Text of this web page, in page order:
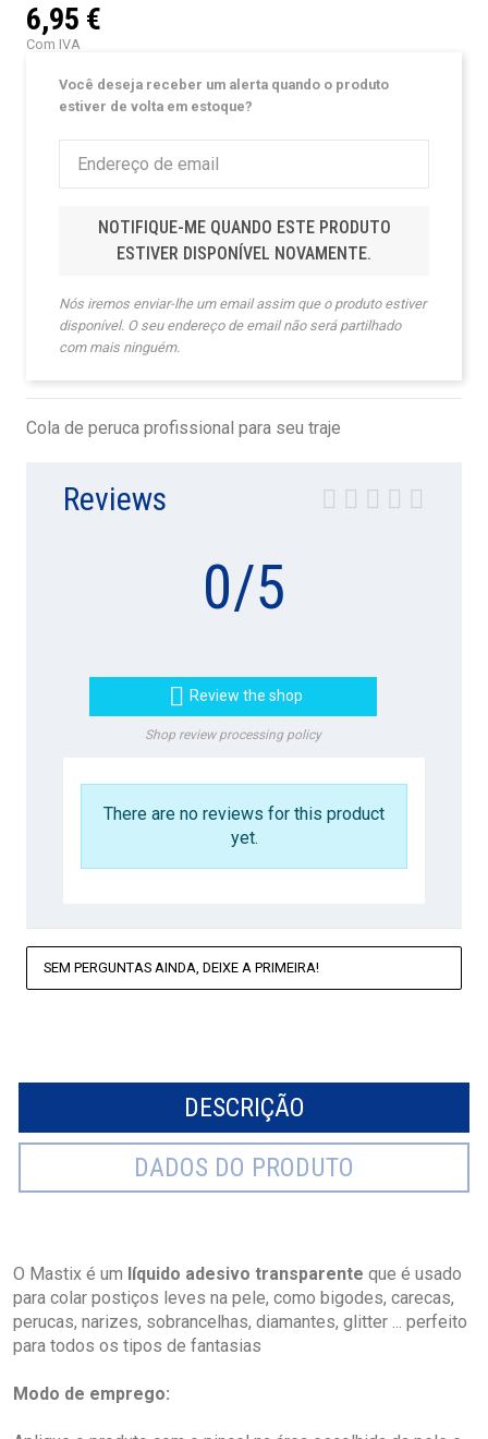
6,95 €
Com IVA
Você deseja receber um alerta quando o produto
estiver de volta em estoque?
NOTIFIQUE-ME QUANDO ESTE PRODUTO
ESTIVER DISPONÍVEL NOVAMENTE.
Nós iremos enviar-lhe um email assim que o produto estiver
disponível. O seu endereço de email não será partilhado
com mais ninguém.
Cola de peruca profissional para seu traje
Reviews
0/5
 Review the shop
Shop review processing policy
There are no reviews for this product
yet.
SEM PERGUNTAS AINDA, DEIXE A PRIMEIRA!
DESCRIÇÃO
DADOS DO PRODUTO
O Mastix é um líquido adesivo transparente que é usado
para colar postiços leves na pele, como bigodes, carecas,
perucas, narizes, sobrancelhas, diamantes, glitter ... perfeito
para todos os tipos de fantasias
Modo de emprego: